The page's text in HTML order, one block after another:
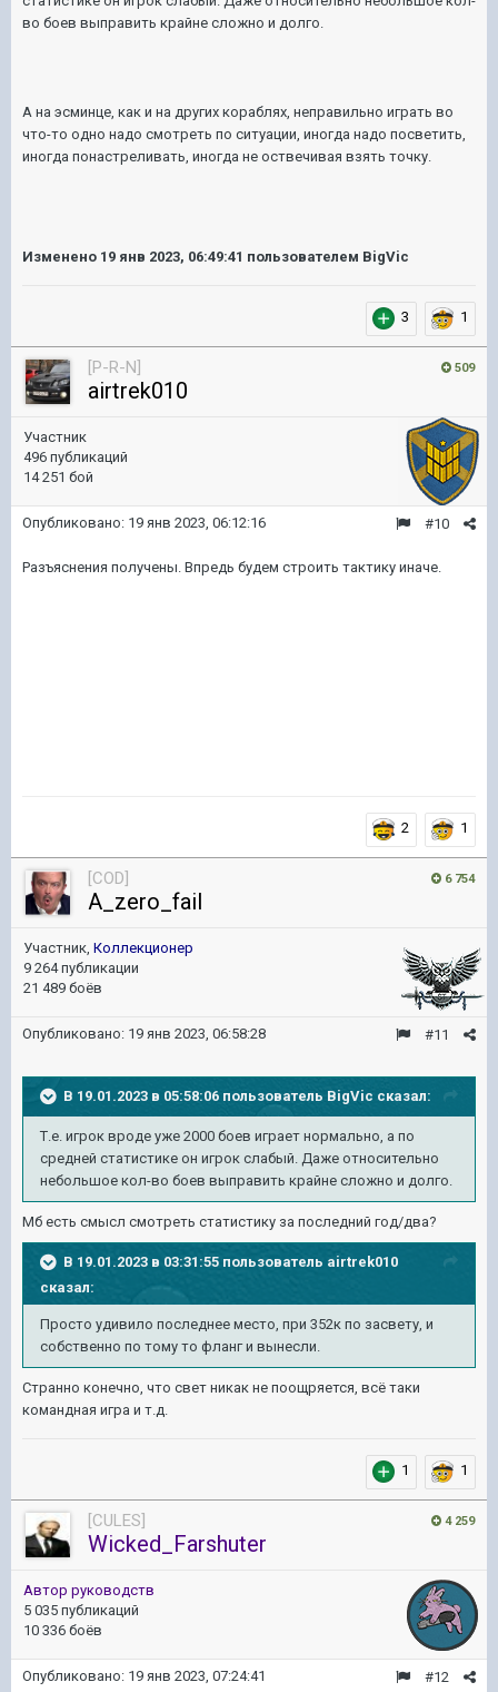
во боев выправить крайне сложно и долго.
А на эсминце, как и на других кораблях, неправильно играть во
что-то одно надо смотреть по ситуации, иногда надо посветить,
иногда понастреливать, иногда не оствечивая взять точку.
Изменено 19 янв 2023, 06:49:41 пользователем BigVic
3 1
509
[P-R-N]
airtrek010
Участник
496 публикаций
14 251 бой
#10
Опубликовано: 19 янв 2023, 06:12:16
Разъяснения получены. Впредь будем строить тактику иначе.
2 1
6 754
[COD]
A_zero_fail
Участник, Коллекционер
9 264 публикации
21 489 боёв
#11
Опубликовано: 19 янв 2023, 06:58:28
В 19.01.2023 в 05:58:06 пользователь BigVic сказал:
Т.е. игрок вроде уже 2000 боев играет нормально, а по
средней статистике он игрок слабый. Даже относительно
небольшое кол-во боев выправить крайне сложно и долго.
Мб есть смысл смотреть статистику за последний год/два?
В 19.01.2023 в 03:31:55 пользователь airtrek010
сказал:
Просто удивило последнее место, при 352к по засвету, и
собственно по тому то фланг и вынесли.
Странно конечно, что свет никак не поощряется, всё таки
командная игра и т.д.
1 1
4 259
[CULES]
Wicked_Farshuter
Автор руководств
5 035 публикаций
10 336 боёв
#12
Опубликовано: 19 янв 2023, 07:24:41